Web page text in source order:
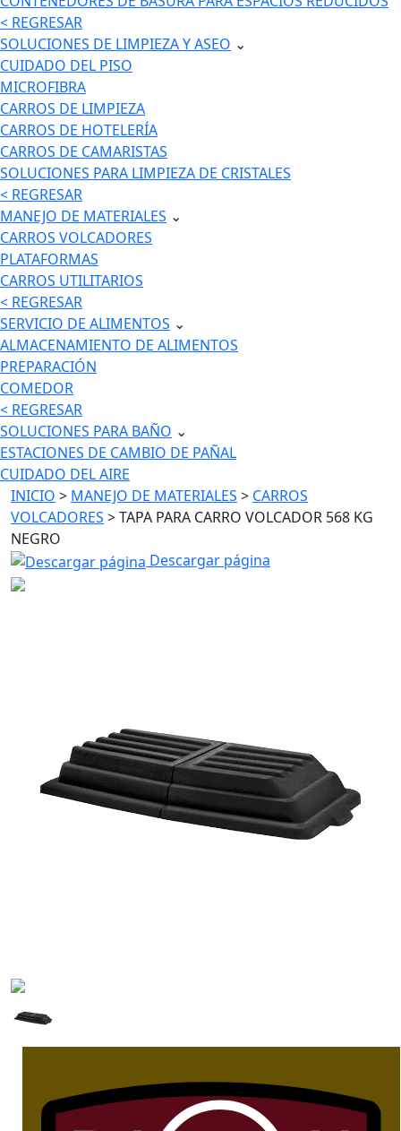
< REGRESAR
SOLUCIONES DE LIMPIEZA Y ASEO ⌄
CUIDADO DEL PISO
MICROFIBRA
CARROS DE LIMPIEZA
CARROS DE HOTELERÍA
CARROS DE CAMARISTAS
SOLUCIONES PARA LIMPIEZA DE CRISTALES
< REGRESAR
MANEJO DE MATERIALES ⌄
CARROS VOLCADORES
PLATAFORMAS
CARROS UTILITARIOS
< REGRESAR
SERVICIO DE ALIMENTOS ⌄
ALMACENAMIENTO DE ALIMENTOS
PREPARACIÓN
COMEDOR
< REGRESAR
SOLUCIONES PARA BAÑO ⌄
ESTACIONES DE CAMBIO DE PAÑAL
CUIDADO DEL AIRE
INICIO > MANEJO DE MATERIALES > CARROS
VOLCADORES > TAPA PARA CARRO VOLCADOR 568 KG
NEGRO
Descargar página